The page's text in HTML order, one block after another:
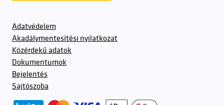
Adatvédelem
Akadálymentesítési nyilatkozat
Közérdekű adatok
Dokumentumok
Bejelentés
Sajtószoba